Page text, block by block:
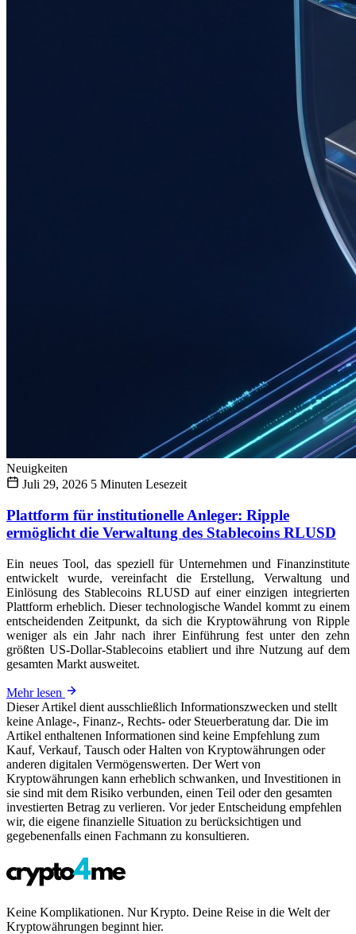
Neuigkeiten
Juli 29, 2026 5 Minuten Lesezeit
Plattform für institutionelle Anleger: Ripple
ermöglicht die Verwaltung des Stablecoins RLUSD
Ein neues Tool, das speziell für Unternehmen und Finanzinstitute
entwickelt wurde, vereinfacht die Erstellung, Verwaltung und
Einlösung des Stablecoins RLUSD auf einer einzigen integrierten
Plattform erheblich. Dieser technologische Wandel kommt zu einem
entscheidenden Zeitpunkt, da sich die Kryptowährung von Ripple
weniger als ein Jahr nach ihrer Einführung fest unter den zehn
größten US-Dollar-Stablecoins etabliert und ihre Nutzung auf dem
gesamten Markt ausweitet.
Mehr lesen
Dieser Artikel dient ausschließlich Informationszwecken und stellt
keine Anlage-, Finanz-, Rechts- oder Steuerberatung dar. Die im
Artikel enthaltenen Informationen sind keine Empfehlung zum
Kauf, Verkauf, Tausch oder Halten von Kryptowährungen oder
anderen digitalen Vermögenswerten. Der Wert von
Kryptowährungen kann erheblich schwanken, und Investitionen in
sie sind mit dem Risiko verbunden, einen Teil oder den gesamten
investierten Betrag zu verlieren. Vor jeder Entscheidung empfehlen
wir, die eigene finanzielle Situation zu berücksichtigen und
gegebenenfalls einen Fachmann zu konsultieren.
Keine Komplikationen. Nur Krypto. Deine Reise in die Welt der
Kryptowährungen beginnt hier.